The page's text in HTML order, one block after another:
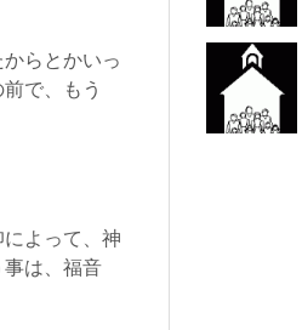
らとかいっ
で、もう
よって、神
は、福音